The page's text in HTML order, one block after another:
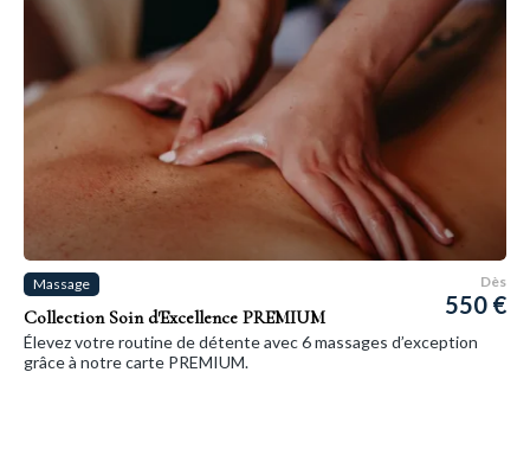
Massage
Collection Soin d'Excellence PREMIUM
Dès
550 €
Élevez votre routine de détente avec 6 massages d’exception
grâce à notre carte PREMIUM.